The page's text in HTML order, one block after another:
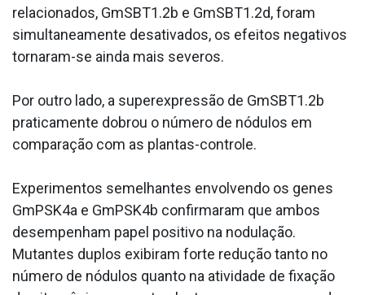
relacionados, GmSBT1.2b e GmSBT1.2d, foram
simultaneamente desativados, os efeitos negativos
tornaram-se ainda mais severos.
Por outro lado, a superexpressão de GmSBT1.2b
praticamente dobrou o número de nódulos em
comparação com as plantas-controle.
Experimentos semelhantes envolvendo os genes
GmPSK4a e GmPSK4b confirmaram que ambos
desempenham papel positivo na nodulação.
Mutantes duplos exibiram forte redução tanto no
número de nódulos quanto na atividade de fixação